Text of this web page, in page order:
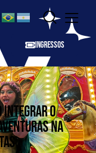
INGRESSOS
O
NA